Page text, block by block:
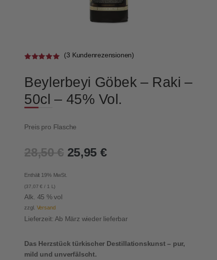
von 5,
basierend
Kundenbewe
rtungen
(3 Kundenrezensionen)
Beylerbeyi Göbek – Raki –
50cl – 45% Vol.
Preis pro Flasche
28,50€ 25,95 €
Enthält 19% MwSt.
(37,07€ / 1 L)
Alk. 45 % vol
zzgl. Versand
Lieferzeit: Ab März wieder lieferbar
Das Herzstück türkischer Destillationskunst – pur,
mild und unverfälscht.